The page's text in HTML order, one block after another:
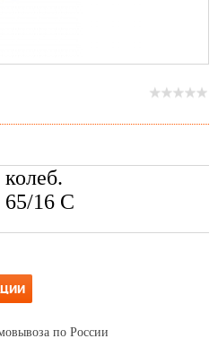
16 C
по России